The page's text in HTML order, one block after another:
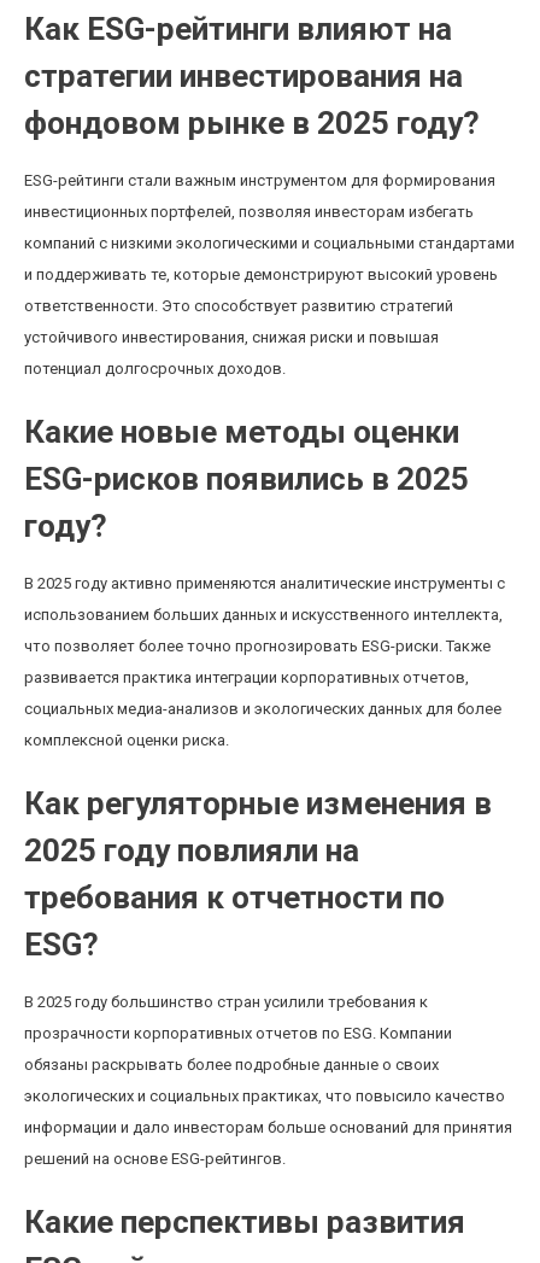
Как ESG-рейтинги влияют на
стратегии инвестирования на
фондовом рынке в 2025 году?
ESG-рейтинги стали важным инструментом для формирования
инвестиционных портфелей, позволяя инвесторам избегать
компаний с низкими экологическими и социальными стандартами
и поддерживать те, которые демонстрируют высокий уровень
ответственности. Это способствует развитию стратегий
устойчивого инвестирования, снижая риски и повышая
потенциал долгосрочных доходов.
Какие новые методы оценки
ESG-рисков появились в 2025
году?
В 2025 году активно применяются аналитические инструменты с
использованием больших данных и искусственного интеллекта,
что позволяет более точно прогнозировать ESG-риски. Также
развивается практика интеграции корпоративных отчетов,
социальных медиа-анализов и экологических данных для более
комплексной оценки риска.
Как регуляторные изменения в
2025 году повлияли на
требования к отчетности по
ESG?
В 2025 году большинство стран усилили требования к
прозрачности корпоративных отчетов по ESG. Компании
обязаны раскрывать более подробные данные о своих
экологических и социальных практиках, что повысило качество
информации и дало инвесторам больше оснований для принятия
решений на основе ESG-рейтингов.
Какие перспективы развития